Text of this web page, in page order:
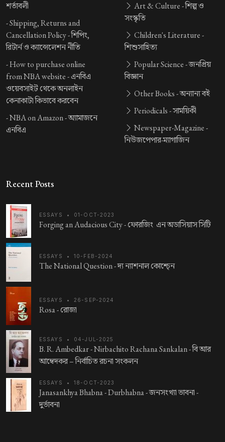
শর্তাবলী
-Shipping, Returns and
Cancellation Policy -শিপিং,
রিটার্ন ও ক্যান্সেলেশন নীতি
-How to purchase online
from NBA website -এনবিএ
ওয়েবসাইট থেকে অনলাইন
কেনাকাটা কিভাবে করবেন
-NBA on Amazon -অ্যামাজনে
এনবিএ
Art & Culture -শিল্প ও
সংস্কৃতি
Children's Literature -
শিশুসাহিত্য
Popular Science -জনপ্রিয়
বিজ্ঞান
Other Books -অন্যান্য বই
Periodicals -সাময়িকী
Newspaper-Magazine -
নিউজপেপার-ম্যাগাজিন
Recent Posts
ESSAYS • 01-OCT-2023
Forging an Audacious City -ফোরজিং এন অডাসিয়াস সিটি
ESSAYS • 10-FEB-2024
The National Question -দ্য ন্যাশনাল কোশ্চে্‌ন
ESSAYS • 26-SEP-2024
Rosa -রোজা
ESSAYS • 04-JUL-2025
B. R. Ambedkar - Nirbachito Rachana Sankalan -বি আর
আম্বেদকর – নির্বাচিত রচনা সংকলন
ESSAYS • 18-OCT-2023
Janasankhya Bhabna - Durbhabna -জনসংখ্যা ভাবনা -
দুর্ভাবনা